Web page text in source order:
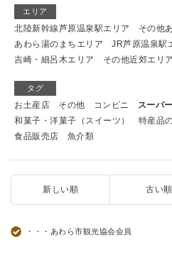
エリア
北陸新幹線芦原温泉駅エリア
その他
あわら湯のまちエリア
JR芦原温泉駅
吉崎・細呂木エリア
その他近郊エリア
タグ
お土産店 その他 コンビニ スーパー
和菓子・洋菓子（スイーツ）
特産品
食品販売店
魚介類
新しい順 古い順
・・・あわら市観光協会会員